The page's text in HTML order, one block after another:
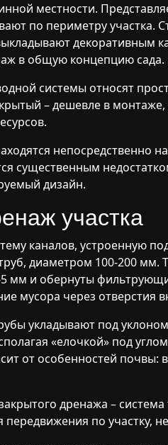
местности.
по периметру участка.
в общую концепцию сада.
системы относят
– дешевле в
непосредственно
существенным
дизайн.
участка
каналов, устроенную
диаметром 100-200
5 мм и обернуты
мусора через отверстия
укладывают под
«елочкой» под
от особенностей почвы:
дренажа –
передвижения по участку,